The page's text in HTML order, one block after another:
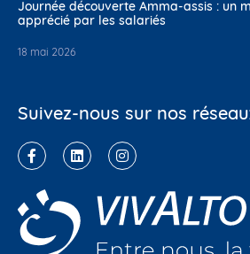
Journée découverte Amma-assis : un
apprécié par les salariés
18 mai 2026
Suivez-nous sur nos